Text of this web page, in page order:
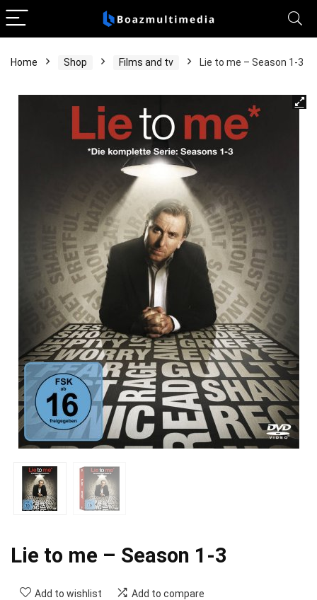
Home Shop Films and tv Lie to me – Season 1-3
Lie to me – Season 1-3
Add to wishlist Add to compare